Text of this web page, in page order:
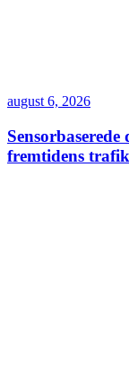
august 6, 2026
fremtidens